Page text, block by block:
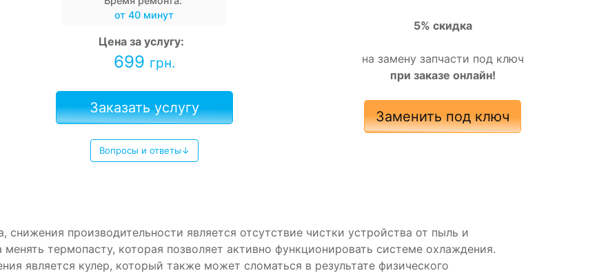
от 40 минут
Цена за услугу:
699 грн.
Заказать услугу
Вопросы и ответы↓
5% скидка
на замену запчасти под ключ
при заказе онлайн!
Заменить под ключ
снижения производительности является отсутствие чистки устройства от пыль и
термопасту, которая позволяет активно функционировать системе охлаждения.
является кулер, который также может сломаться в результате физического